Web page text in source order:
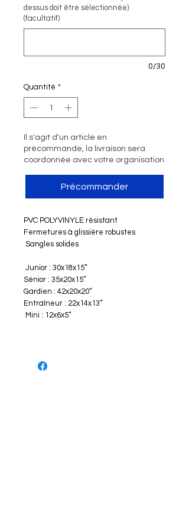
dessus doit être sélectionnée)
(facultatif)
0/30
Quantité *
Il s'agit d'un article en
précommande, la livraison sera
coordonnée avec votre organisation
Précommander
PVC POLYVINYLE résistant
Fermetures à glissière robustes
Sangles solides
Junior : 30x18x15”
Sénior : 35x20x15”
Gardien : 42x20x20”
Entraîneur : 22x14x13”
Mini : 12x6x5”